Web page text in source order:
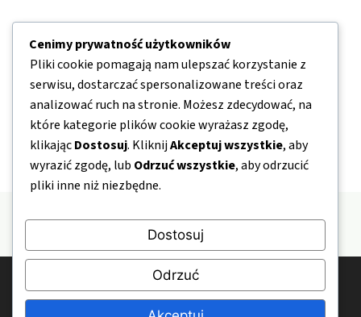
O nas
Kontakt
Mapa strony
Polityka prywatności
© 2026 HomeAndHealth.pl
Polityka prywatnościKontakt
Cenimy prywatność użytkowników
Pliki cookie pomagają nam ulepszać korzystanie z
serwisu, dostarczać spersonalizowane treści oraz
analizować ruch na stronie. Możesz zdecydować, na
które kategorie plików cookie wyrażasz zgodę,
klikającDostosuj. KliknijAkceptuj wszystkie, aby
wyrazić zgodę, lub Odrzuć wszystkie, aby odrzucić
pliki inne niż niezbędne.
Dostosuj
Odrzuć